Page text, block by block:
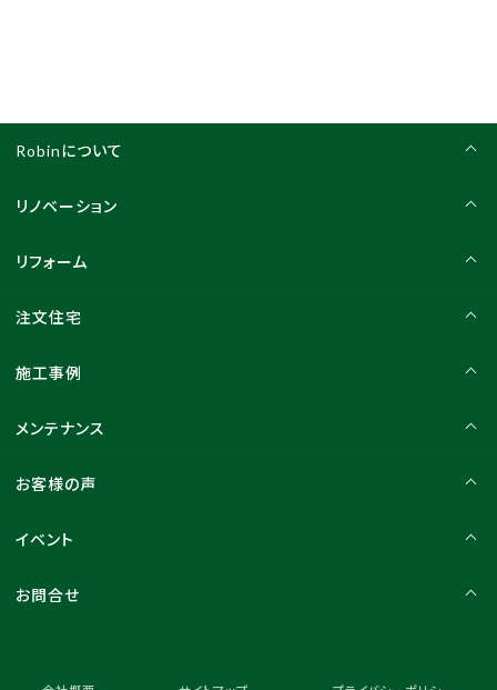
Robinについて
リノベーション
リフォーム
注文住宅
施工事例
メンテナンス
お客様の声
イベント
お問合せ